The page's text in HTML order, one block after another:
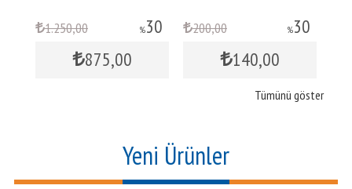
%30
1.250,00
875,00
%30
200,00
140,00
Tümünü göster
Yeni Ürünler